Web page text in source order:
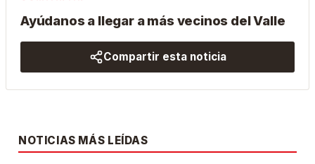
Ayúdanos a llegar a más vecinos del Valle
Compartir esta noticia
NOTICIAS MÁS LEÍDAS